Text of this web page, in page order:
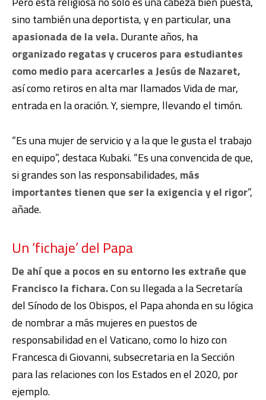
sino también una deportista, y en particular, una
apasionada de la vela.Durante años, ha
organizado regatas y cruceros para estudiantes
como medio para acercarles a Jesús de Nazaret,
así como retiros en alta mar llamados Vida de mar,
entrada en la oración. Y, siempre, llevando el timón.
“Es una mujer de servicio y a la que le gusta el trabajo
en equipo”, destaca Kubaki. “Es una convencida de que,
si grandes son las responsabilidades, más
importantes tienen que ser la exigencia y el rigor”,
añade.
Un ‘fichaje’ del Papa
De ahí que a pocos en su entorno les extrañe que
Francisco la fichara.Con su llegada a la Secretaría
del Sínodo de los Obispos, el Papa ahonda en su lógica
de nombrar a más mujeres en puestos de
responsabilidad en el Vaticano, como lo hizo con
Francesca di Giovanni, subsecretaria en la Sección
para las relaciones con los Estados en el 2020, por
ejemplo.